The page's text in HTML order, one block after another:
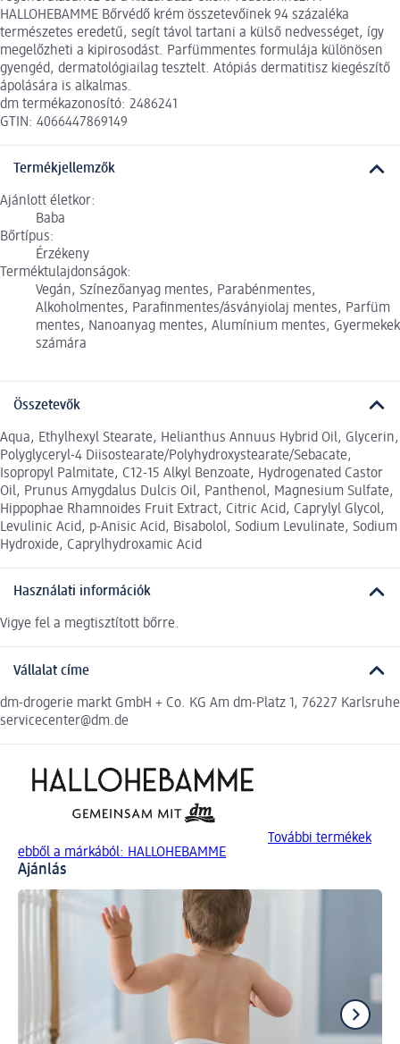
HALLOHEBAMME Bőrvédő krém összetevőinek 94 százaléka
természetes eredetű, segít távol tartani a külső nedvességet, így
megelőzheti a kipirosodást. Parfümmentes formulája különösen
gyengéd, dermatológiailag tesztelt. Atópiás dermatitisz kiegészítő
ápolására is alkalmas.
dm termékazonosító: 2486241
GTIN: 4066447869149
Termékjellemzők
Ajánlott életkor:
Baba
Bőrtípus:
Érzékeny
Terméktulajdonságok:
Vegán, Színezőanyag mentes, Parabénmentes,
Alkoholmentes, Parafinmentes/ásványiolaj mentes, Parfüm
mentes, Nanoanyag mentes, Alumínium mentes, Gyermekek
számára
Összetevők
Aqua, Ethylhexyl Stearate, Helianthus Annuus Hybrid Oil, Glycerin,
Polyglyceryl-4 Diisostearate/Polyhydroxystearate/Sebacate,
Isopropyl Palmitate, C12-15 Alkyl Benzoate, Hydrogenated Castor
Oil, Prunus Amygdalus Dulcis Oil, Panthenol, Magnesium Sulfate,
Hippophae Rhamnoides Fruit Extract, Citric Acid, Caprylyl Glycol,
Levulinic Acid, p-Anisic Acid, Bisabolol, Sodium Levulinate, Sodium
Hydroxide, Caprylhydroxamic Acid
Használati információk
Vigye fel a megtisztított bőrre.
Vállalat címe
dm-drogerie markt GmbH + Co. KG Am dm-Platz 1, 76227 Karlsruhe
servicecenter@dm.de
További termékek
ebből a márkából: HALLOHEBAMME
Ajánlás